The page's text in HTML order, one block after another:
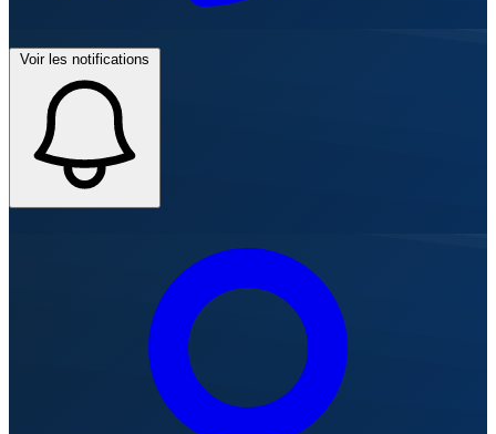
Voir les notifications